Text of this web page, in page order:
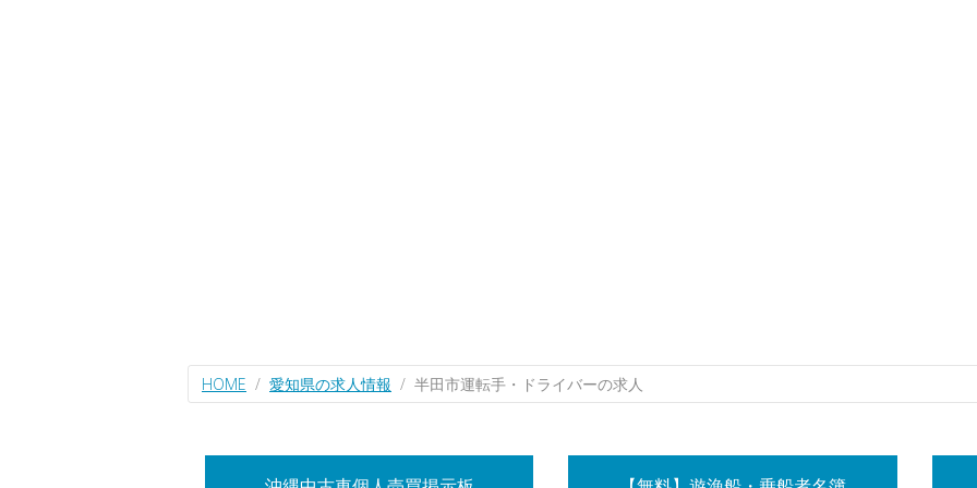
HOME 愛知県の求人情報 半田市運転手・ドライバーの求人